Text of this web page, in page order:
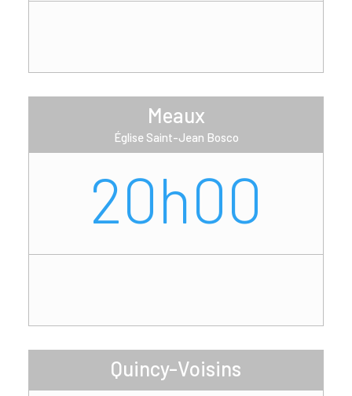
Meaux
Église Saint-Jean Bosco
20h00
Quincy-Voisins